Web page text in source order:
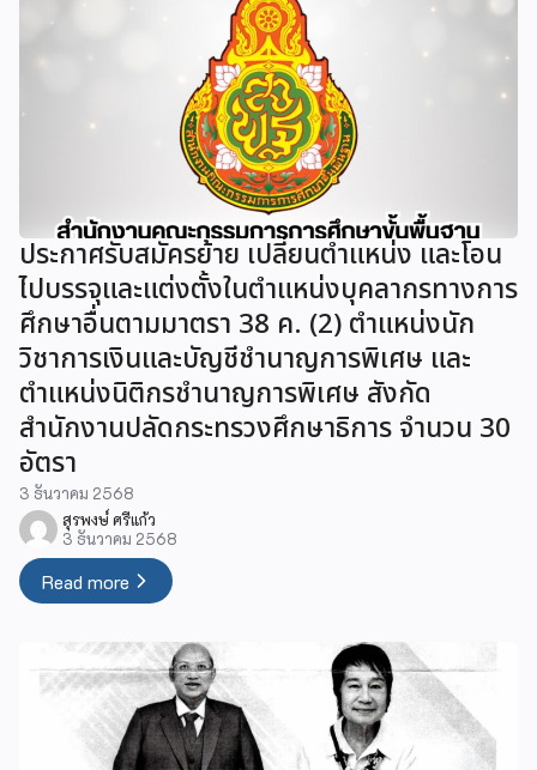
ประกาศรับสมัครย้าย เปลี่ยนตำแหน่ง และโอน
ไปบรรจุและแต่งตั้งในตำแหน่งบุคลากรทางการ
ศึกษาอื่นตามมาตรา 38 ค. (2) ตำแหน่งนัก
วิชาการเงินและบัญชีชำนาญการพิเศษ และ
ตำแหน่งนิติกรชำนาญการพิเศษ สังกัด
สำนักงานปลัดกระทรวงศึกษาธิการ จำนวน 30
อัตรา
3 ธันวาคม 2568
สุรพงษ์ ศรีแก้ว
3 ธันวาคม 2568
Read more